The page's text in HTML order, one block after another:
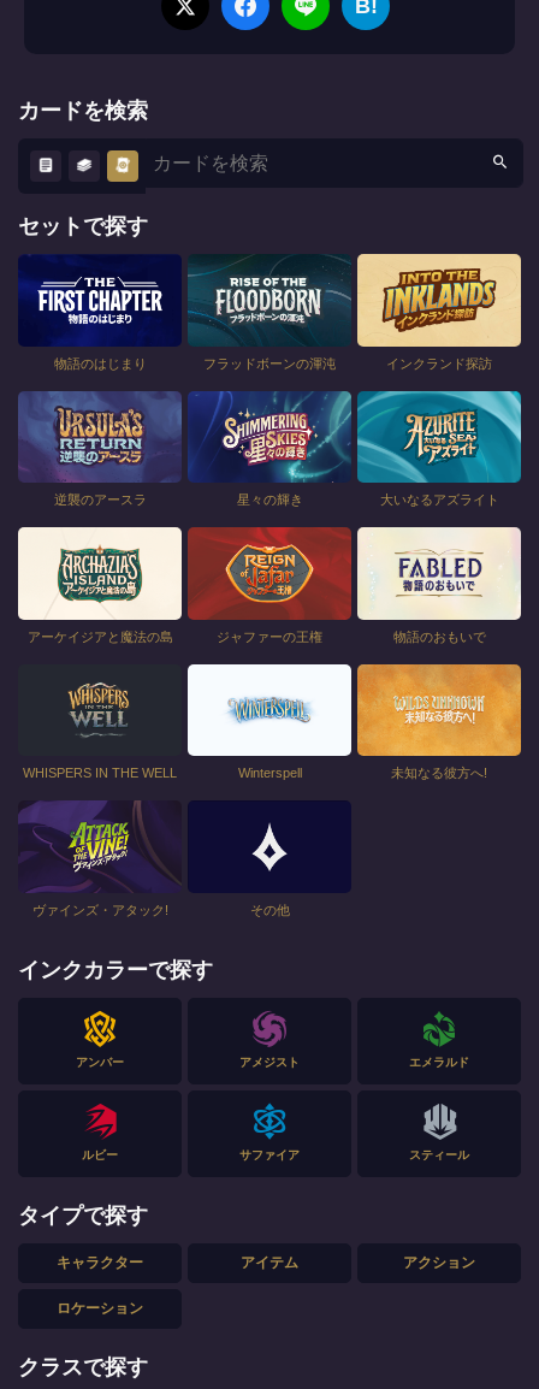
B!
カードを検索
セットで探す
物語のはじまり フラッドボーンの渾沌 インクランド探訪
逆襲のアースラ 星々の輝き 大いなるアズライト
アーケイジアと魔法の島 ジャファーの王権 物語のおもいで
WHISPERS IN THE WELL Winterspell 未知なる彼方へ!
ヴァインズ・アタック! その他
インクカラーで探す
アンバー アメジスト エメラルド
ルビー サファイア スティール
タイプで探す
キャラクター アイテム アクション
ロケーション
クラスで探す